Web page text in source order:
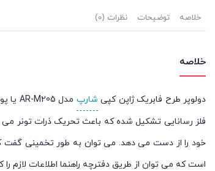
خلاصه توضیحات نظرات (0)
خلاصه
دولوپر طرح فابریک ژاپن کپی شارپ مدل AR-M205 یا پودر سنگین کمک می کند که پودر تونر در
فلز رسانایی تشکیل شده که باعث تحریک ذرات تونر
است که می توان از طریق دفترچه راهنما اطلاعات لازم